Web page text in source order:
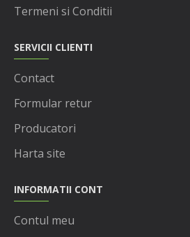
Termeni si Conditii
SERVICII CLIENTI
Contact
Formular retur
Producatori
Harta site
INFORMATII CONT
Contul meu